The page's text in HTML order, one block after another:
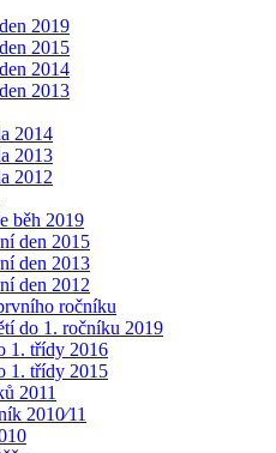
2019
2015
2014
2013
2014
2013
2012
běh 2019
den 2015
den 2013
den 2012
ročníku
do 1. ročníku 2019
1. třídy 2016
1. třídy 2015
2011
2010⁄11